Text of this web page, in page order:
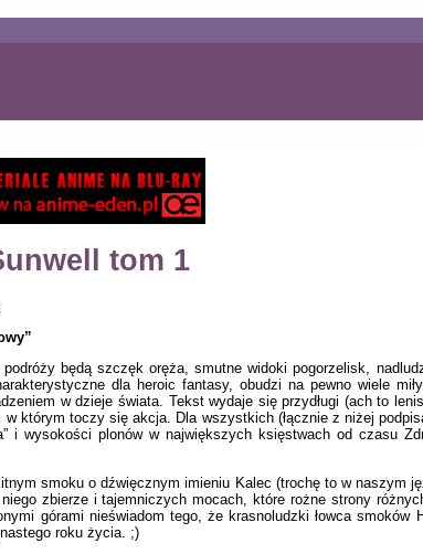
tom 1
będą szczęk oręża, smutne widoki pogorzelisk,
dla heroic fantasy, obudzi na pewno wiele
w dzieje świata. Tekst wydaje się przydługi (ach to
którym toczy się akcja. Dla wszystkich (łącznie z niżej
i wysokości plonów w największych księstwach od czasu
smoku o dźwięcznym imieniu Kalec (trochę to w naszym
zbierze i tajemniczych mocach, które rożne strony
górami nieświadom tego, że krasnoludzki łowca smoków
roku życia. ;)